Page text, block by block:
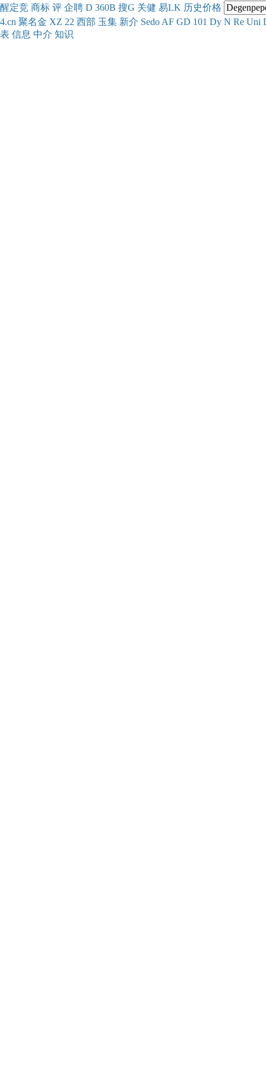
醒定竞 商标 评 企聘 D 360B 搜G 关健 易LK 历史价格
4.cn 聚名金 XZ 22 西部 玉集 新介 Sedo AF GD 101 Dy N Re Uni
表 信息 中介 知识